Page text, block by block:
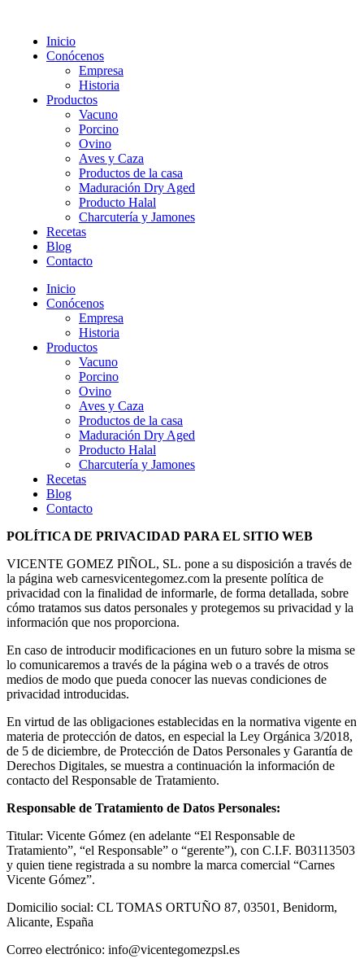
Inicio
Conócenos
Empresa
Historia
Productos
Vacuno
Porcino
Ovino
Aves y Caza
Productos de la casa
Maduración Dry Aged
Producto Halal
Charcutería y Jamones
Recetas
Blog
Contacto
Inicio
Conócenos
Empresa
Historia
Productos
Vacuno
Porcino
Ovino
Aves y Caza
Productos de la casa
Maduración Dry Aged
Producto Halal
Charcutería y Jamones
Recetas
Blog
Contacto
POLÍTICA DE PRIVACIDAD PARA EL SITIO WEB
VICENTE GOMEZ PIÑOL, SL. pone a su disposición a través de
la página web carnesvicentegomez.com la presente política de
privacidad con la finalidad de informarle, de forma detallada, sobre
cómo tratamos sus datos personales y protegemos su privacidad y la
información que nos proporciona.
En caso de introducir modificaciones en un futuro sobre la misma se
lo comunicaremos a través de la página web o a través de otros
medios de modo que pueda conocer las nuevas condiciones de
privacidad introducidas.
En virtud de las obligaciones establecidas en la normativa vigente en
materia de protección de datos, en especial la Ley Orgánica 3/2018,
de 5 de diciembre, de Protección de Datos Personales y Garantía de
Derechos Digitales, se muestra a continuación la información de
contacto del Responsable de Tratamiento.
Responsable de Tratamiento de Datos Personales:
Titular: Vicente Gómez (en adelante “El Responsable de
Tratamiento”, “el Responsable” o “gerente”), con C.I.F. B03113503
y quien tiene registrada a su nombre la marca comercial “Carnes
Vicente Gómez”.
Domicilio social: CL TOMAS ORTUÑO 87, 03501, Benidorm,
Alicante, España
Correo electrónico: info@vicentegomezpsl.es